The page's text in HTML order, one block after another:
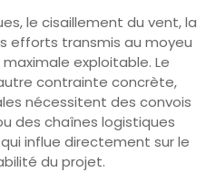
le cisaillement du vent, la
efforts transmis au moyeu
exploitable. Le
contrainte concrète,
nécessitent des convois
des chaînes logistiques
influe directement sur le
du projet.